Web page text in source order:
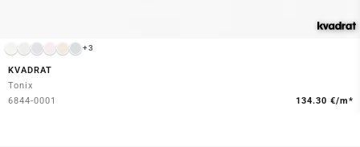
+3
KVADRAT
Tonix
6844-0001
134.30 €/m*